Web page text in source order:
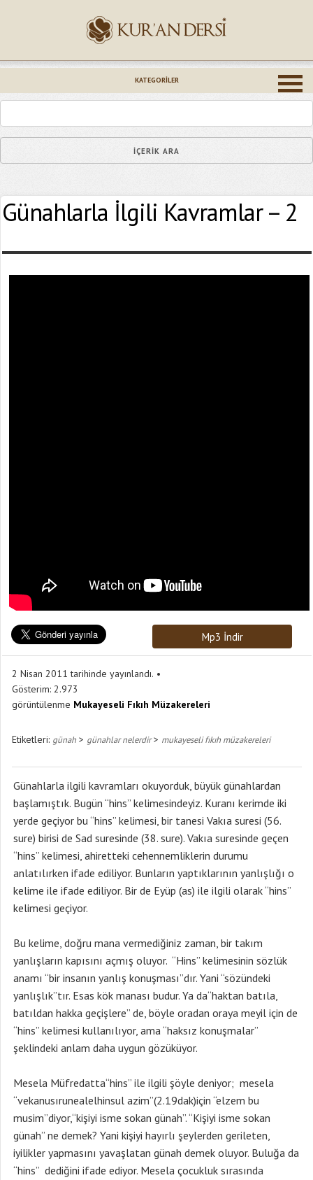
KATEGORILER
Günahlarla İlgili Kavramlar – 2
Mp3 İndir
2 Nisan 2011 tarihinde yayınlandı.
Gösterim: 2.973
görüntülenme Mukayeseli Fıkıh Müzakereleri
Etiketleri: günah > günahlar nelerdir> mukayeseli fıkıh müzakereleri
Günahlarla ilgili kavramları okuyorduk, büyük günahlardan
başlamıştık. Bugün “hins” kelimesindeyiz. Kuranı kerimde iki
yerde geçiyor bu “hins” kelimesi, bir tanesi Vakıa suresi (56.
sure) birisi de Sad suresinde (38. sure). Vakıa suresinde geçen
“hins” kelimesi, ahiretteki cehennemliklerin durumu
anlatılırken ifade ediliyor. Bunların yaptıklarının yanlışlığı o
kelime ile ifade ediliyor. Bir de Eyüp (as) ile ilgili olarak “hins”
kelimesi geçiyor.
Bu kelime, doğru mana vermediğiniz zaman, bir takım
yanlışların kapısını açmış oluyor. “Hins” kelimesinin sözlük
anamı “bir insanın yanlış konuşması”dır. Yani “sözündeki
yanlışlık”tır. Esas kök manası budur. Ya da“haktan batıla,
batıldan hakka geçişlere” de, böyle oradan oraya meyil için de
“hins” kelimesi kullanılıyor, ama “haksız konuşmalar”
şeklindeki anlam daha uygun gözüküyor.
Mesela Müfredatta“hins” ile ilgili şöyle deniyor; mesela
“vekanusırunealelhinsul azim”(2.19dak)için “elzem bu
musim”diyor,“kişiyi isme sokan günah”. “Kişiyi isme sokan
günah” ne demek? Yani kişiyi hayırlı şeylerden gerileten,
iyilikler yapmasını yavaşlatan günah demek oluyor. Buluğa da
“hins” dediğini ifade ediyor. Mesela çocukluk sırasında
Epostanız (*)
Yaşadığınız Hatanın Ayrıntıları